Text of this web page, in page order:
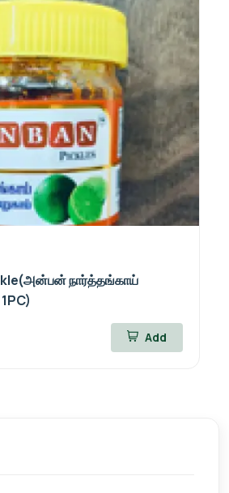
நார்த்தங்காய்
Add